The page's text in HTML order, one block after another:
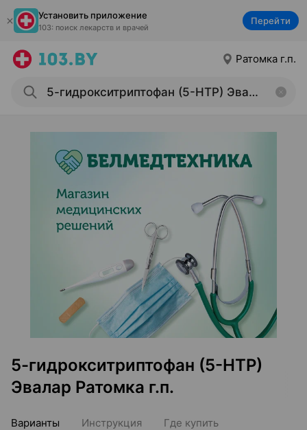
Установить приложение
103: поиск лекарств и врачей
Перейти
Ратомка г.п.
5-гидрокситриптофан (5-HTP)
Эвалар Ратомка г.п.
Варианты Инструкция Где купить